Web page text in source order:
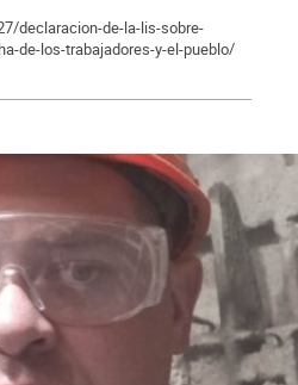
declaracion-de-la-lis-sobre-
de-los-trabajadores-y-el-pueblo/